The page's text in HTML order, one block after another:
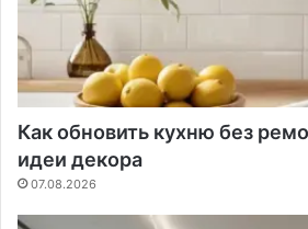
Как обновить кухню без
идеи декора
07.08.2026